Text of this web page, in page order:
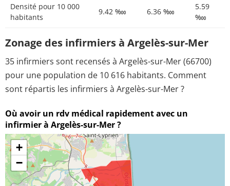
Densité pour 10 000
habitants
9.42 ‱ 6.36 ‱
5.59
‱
Zonage des infirmiers à Argelès-sur-Mer
35 infirmiers sont recensés à Argelès-sur-Mer (66700)
pour une population de 10 616 habitants. Comment
sont répartis les infirmiers à Argelès-sur-Mer ?
Où avoir un rdv médical rapidement avec un
infirmier à Argelès-sur-Mer ?
+
−